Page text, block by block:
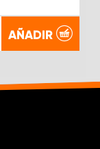
AÑADIR